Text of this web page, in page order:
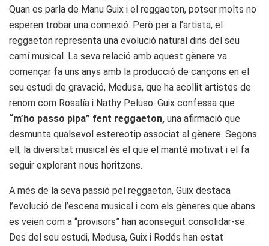
Quan es parla de Manu Guix i el reggaeton, potser molts no
esperen trobar una connexió. Però per a l’artista, el
reggaeton representa una evolució natural dins del seu
camí musical. La seva relació amb aquest gènere va
començar fa uns anys amb la producció de cançons en el
seu estudi de gravació, Medusa, que ha acollit artistes de
renom com Rosalía i Nathy Peluso. Guix confessa que
“m’ho passo pipa” fent reggaeton, una afirmació que
desmunta qualsevol estereotip associat al gènere. Segons
ell, la diversitat musical és el que el manté motivat i el fa
seguir explorant nous horitzons.
A més de la seva passió pel reggaeton, Guix destaca
l’evolució de l’escena musical i com els gèneres que abans
es veien com a “provisors” han aconseguit consolidar-se.
Des del seu estudi, Medusa, Guix i Rodés han estat